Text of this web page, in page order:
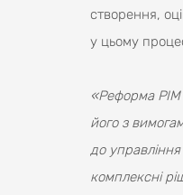
створення,
у цьому
«Реформа PIM
його з
до
комплексні